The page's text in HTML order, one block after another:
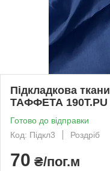
Підкладкова
ТАФФЕТА 190T.PU
Готово до відправки
Код: Підкл3
Роздріб
70 ₴/пог.м